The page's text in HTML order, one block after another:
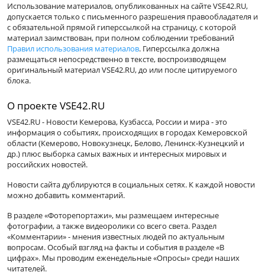
Использование материалов, опубликованных на сайте VSE42.RU,
допускается только с письменного разрешения правообладателя и
с обязательной прямой гиперссылкой на страницу, с которой
материал заимствован, при полном соблюдении требований
Правил использования материалов. Гиперссылка должна
размещаться непосредственно в тексте, воспроизводящем
оригинальный материал VSE42.RU, до или после цитируемого
блока.
О проекте VSE42.RU
VSE42.RU - Новости Кемерова, Кузбасса, России и мира - это
информация о событиях, происходящих в городах Кемеровской
области (Кемерово, Новокузнецк, Белово, Ленинск-Кузнецкий и
др.) плюс выборка самых важных и интересных мировых и
российских новостей.
Новости сайта дублируются в социальных сетях. К каждой новости
можно добавить комментарий.
В разделе «Фоторепортажи», мы размещаем интересные
фотографии, а также видеоролики со всего света. Раздел
«Комментарии» - мнения известных людей по актуальным
вопросам. Особый взгляд на факты и события в разделе «В
цифрах». Мы проводим еженедельные «Опросы» среди наших
читателей.